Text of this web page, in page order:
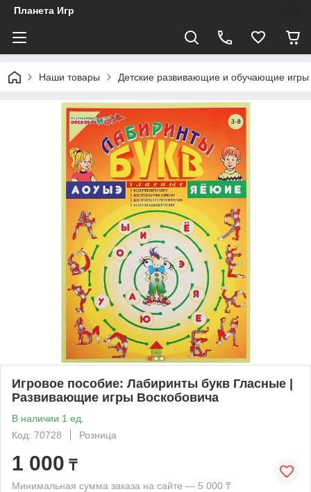
Планета Игр
Наши товары Детские развивающие и обучающие игры
Игровое пособие: Лабиринты букв Гласные |
Развивающие игры Воскобовича
В наличии 1 ед.
Код: 70728
Розница
1 000 ₸
Минимальная сумма заказа на сайте — 5 000 ₸